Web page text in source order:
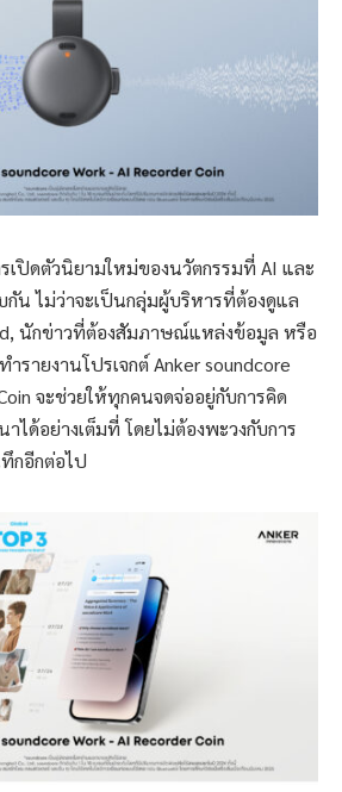
ปิดตัวนิยามใหม่ของนวัตกรรมที่ AI และ
กัน ไม่ว่าจะเป็นกลุ่มผู้บริหารที่ต้องดูแล
นักข่าวที่ต้องสัมภาษณ์แหล่งข้อมูล หรือ
รายงานโปรเจกต์ Anker soundcore
จะช่วยให้ทุกคนจดจ่ออยู่กับการคิด
ได้อย่างเต็มที่ โดยไม่ต้องพะวงกับการ
กอีกต่อไป